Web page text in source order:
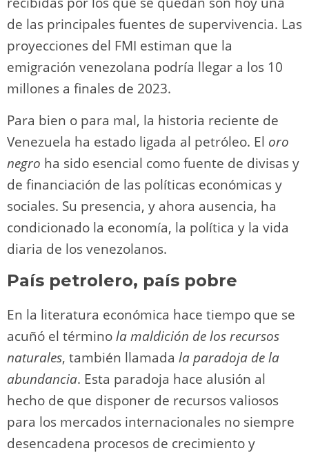
de las principales fuentes de supervivencia. Las
proyecciones del FMI estiman que la
emigración venezolana podría llegar a los 10
millones a finales de 2023.
Para bien o para mal, la historia reciente de
Venezuela ha estado ligada al petróleo. El oro
negro ha sido esencial como fuente de divisas y
de financiación de las políticas económicas y
sociales. Su presencia, y ahora ausencia, ha
condicionado la economía, la política y la vida
diaria de los venezolanos.
País petrolero, país pobre
En la literatura económica hace tiempo que se
acuñó el términola maldición de los recursos
naturales, también llamada la paradoja de la
abundancia. Esta paradoja hace alusión al
hecho de que disponer de recursos valiosos
para los mercados internacionales no siempre
desencadena procesos de crecimiento y